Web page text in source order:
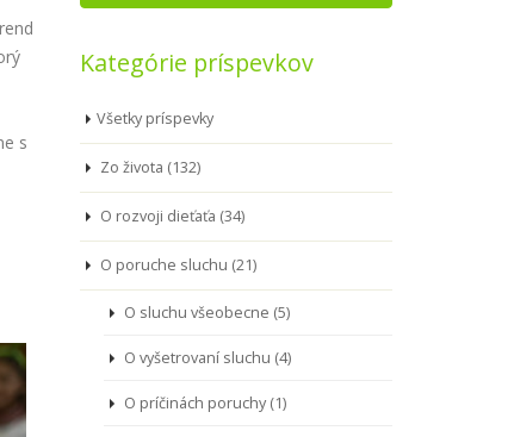
s
Kategórie príspevkov
Všetky príspevky
Zo života (132)
O rozvoji dieťaťa (34)
O poruche sluchu (21)
O sluchu všeobecne (5)
O vyšetrovaní sluchu (4)
O príčinách poruchy (1)